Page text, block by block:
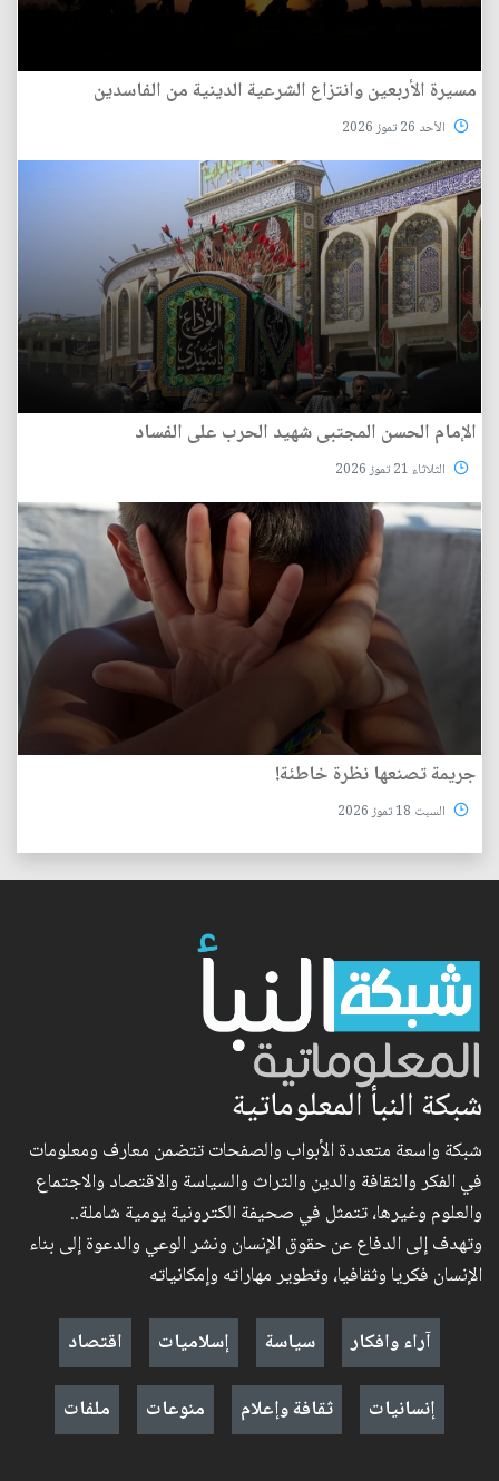
مسيرة الأربعين وانتزاع الشرعية الدينية من الفاسدين
الأحد 26 تموز 2026
الإمام الحسن المجتبى شهيد الحرب على الفساد
الثلاثاء 21 تموز 2026
جريمة تصنعها نظرة خاطئة!
السبت 18 تموز 2026
شبكة النبأ المعلوماتية
شبكة واسعة متعددة الأبواب والصفحات تتضمن معارف ومعلومات
في الفكر والثقافة والدين والتراث والسياسة والاقتصاد والاجتماع
والعلوم وغيرها، تتمثل في صحيفة الكترونية يومية شاملة..
وتهدف إلى الدفاع عن حقوق الإنسان ونشر الوعي والدعوة إلى بناء
الإنسان فكريا وثقافيا، وتطوير مهاراته وإمكانياته
آراء وافكار
سياسة إسلاميات
اقتصاد
إنسانيات
ثقافة وإعلام منوعات ملفات